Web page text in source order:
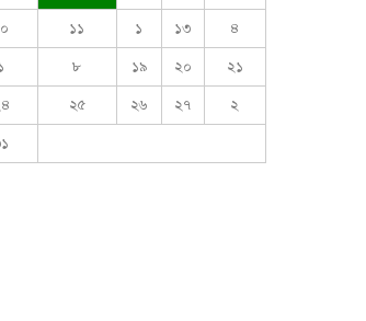
১১ ১ ১৩ ৪
৮ ১৯ ২০ ২১
২৫ ২৬ ২৭ ২